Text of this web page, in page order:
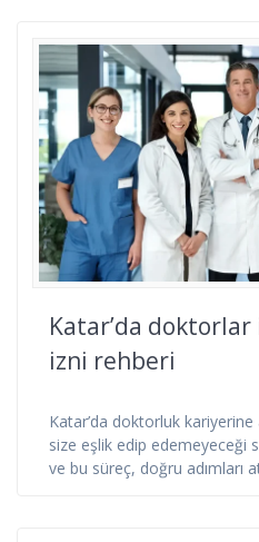
Katar’da
izni rehberi
Katar’da doktorluk
size eşlik edip edemeyeceği
ve bu süreç, doğru adımları